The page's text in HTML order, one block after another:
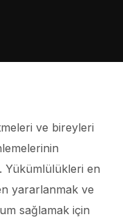
ve bireyleri
Yükümlülükleri en
yararlanmak ve
sağlamak için